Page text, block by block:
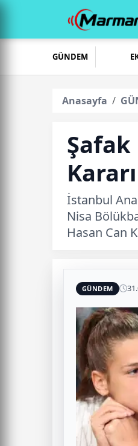
GÜNDEM
Anasayfa
Şafak
Kararı
İstanbul
Nisa
Hasan Can
GÜNDEM